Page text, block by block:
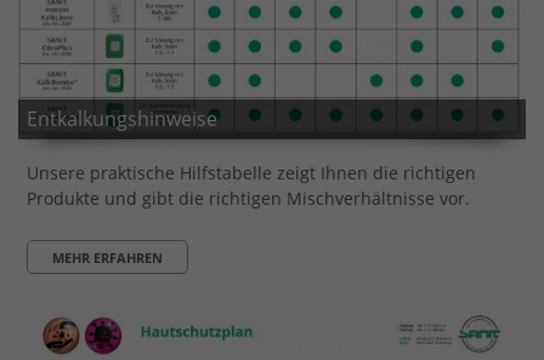
Entkalkungshinweise
Unsere praktische Hilfstabelle zeigt Ihnen die richtigen
Produkte und gibt die richtigen Mischverhältnisse vor.
MEHR ERFAHREN